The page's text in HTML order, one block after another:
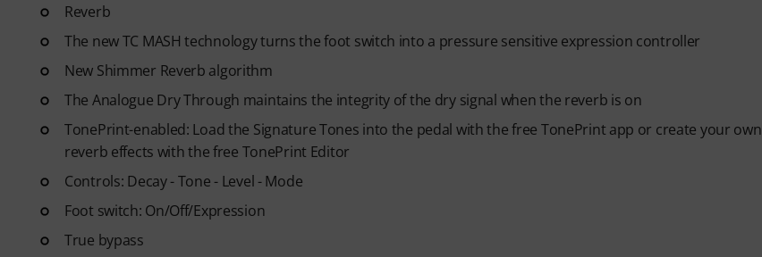
Reverb
The new TC MASH technology turns the foot switch into a pressure sensitive expression controller
New Shimmer Reverb algorithm
The Analogue Dry Through maintains the integrity of the dry signal when the reverb is on
TonePrint-enabled: Load the Signature Tones into the pedal with the free TonePrint app or create your own
reverb effects with the free TonePrint Editor
Controls: Decay - Tone - Level - Mode
Foot switch: On/Off/Expression
True bypass